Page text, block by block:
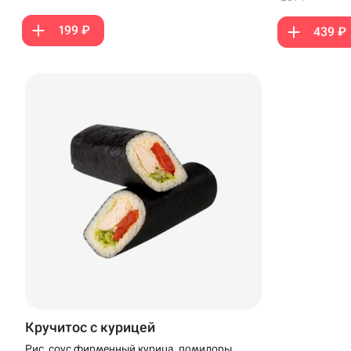
199 ₽ 439 ₽
Кручитос с курицей
Рис, соус фирменный,курица, помидоры,